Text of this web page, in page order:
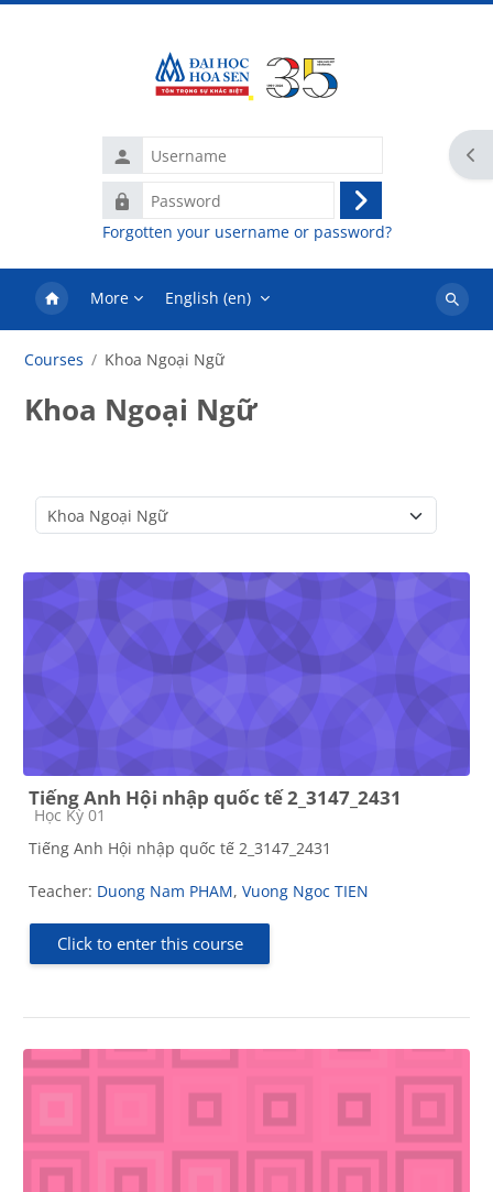
Username
Password
Log
in
Forgotten your username or password?
More English ‎(en)‎
Search
Courses Khoa Ngoại Ngữ
Khoa Ngoại Ngữ
Tiếng Anh Hội nhập quốc tế 2_3147_2431
Course category
Học Kỳ 01
Tiếng Anh Hội nhập quốc tế 2_3147_2431
Teacher: Duong Nam PHAM, Vuong Ngoc TIEN
Click to enter this course